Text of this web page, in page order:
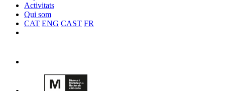
Activitats
Qui som
CAT ENG CAST FR